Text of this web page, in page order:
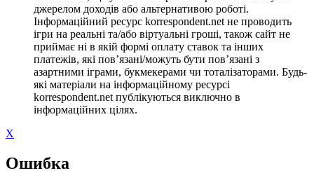
джерелом доходів або альтернативою роботі.
Інформаційний ресурс korrespondent.net не проводить
ігри на реальні та/або віртуальні гроші, також сайт не
приймає ні в якій формі оплату ставок та інших
платежів, які пов’язані/можуть бути пов’язані з
азартними іграми, букмекерами чи тоталізаторами. Будь-
які матеріали на інформаційному ресурсі
korrespondent.net публікуються виключно в
інформаційних цілях.
X
Ошибка